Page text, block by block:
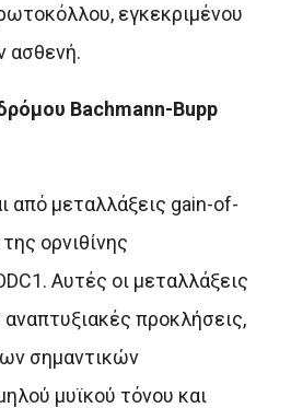
εγκεκριμένου
ασθενή.
Bachmann-Bupp
από μεταλλάξεις gain-of-
ορνιθίνης
Αυτές οι μεταλλάξεις
προκλήσεις,
σημαντικών
μυϊκού τόνου και